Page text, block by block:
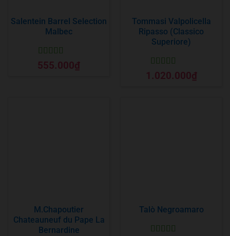
Salentein Barrel Selection
Malbec
Được xếp
hạng55 sao
555.000₫
Tommasi Valpolicella
Ripasso (Classico
Superiore)
Được xếp
hạng55 sao
1.020.000₫
M.Chapoutier
Chateauneuf du Pape La
Bernardine
Talò Negroamaro